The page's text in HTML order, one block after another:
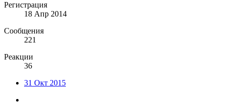
Регистрация
18 Апр 2014
Сообщения
221
Реакции
36
31 Окт 2015